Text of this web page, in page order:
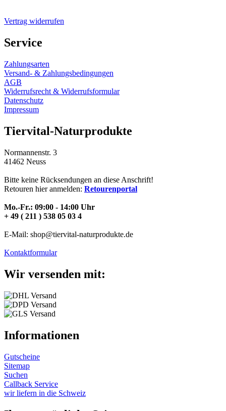
Vertrag widerrufen
Service
Zahlungsarten
Versand- & Zahlungsbedingungen
AGB
Widerrufsrecht & Widerrufsformular
Datenschutz
Impressum
Tiervital-Naturprodukte
Normannenstr. 3
41462 Neuss
Bitte keine Rücksendungen an diese Anschrift!
Retouren hier anmelden: Retourenportal
Mo.-Fr.: 09:00 - 14:00 Uhr
+ 49 ( 211 ) 538 05 03 4
E-Mail: shop@tiervital-naturprodukte.de
Kontaktformular
Wir versenden mit:
Informationen
Gutscheine
Sitemap
Suchen
Callback Service
wir liefern in die Schweiz